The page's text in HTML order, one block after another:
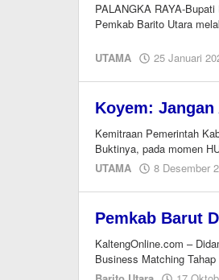
PALANGKA RAYA-
Pemkab Barito Utara
UTAMA 25 Januari
Koyem:
Kemitraan Pemerintah
Buktinya, pada momen
UTAMA
8 Desember
Pemkab Barut
KaltengOnline.com –
Business Matching